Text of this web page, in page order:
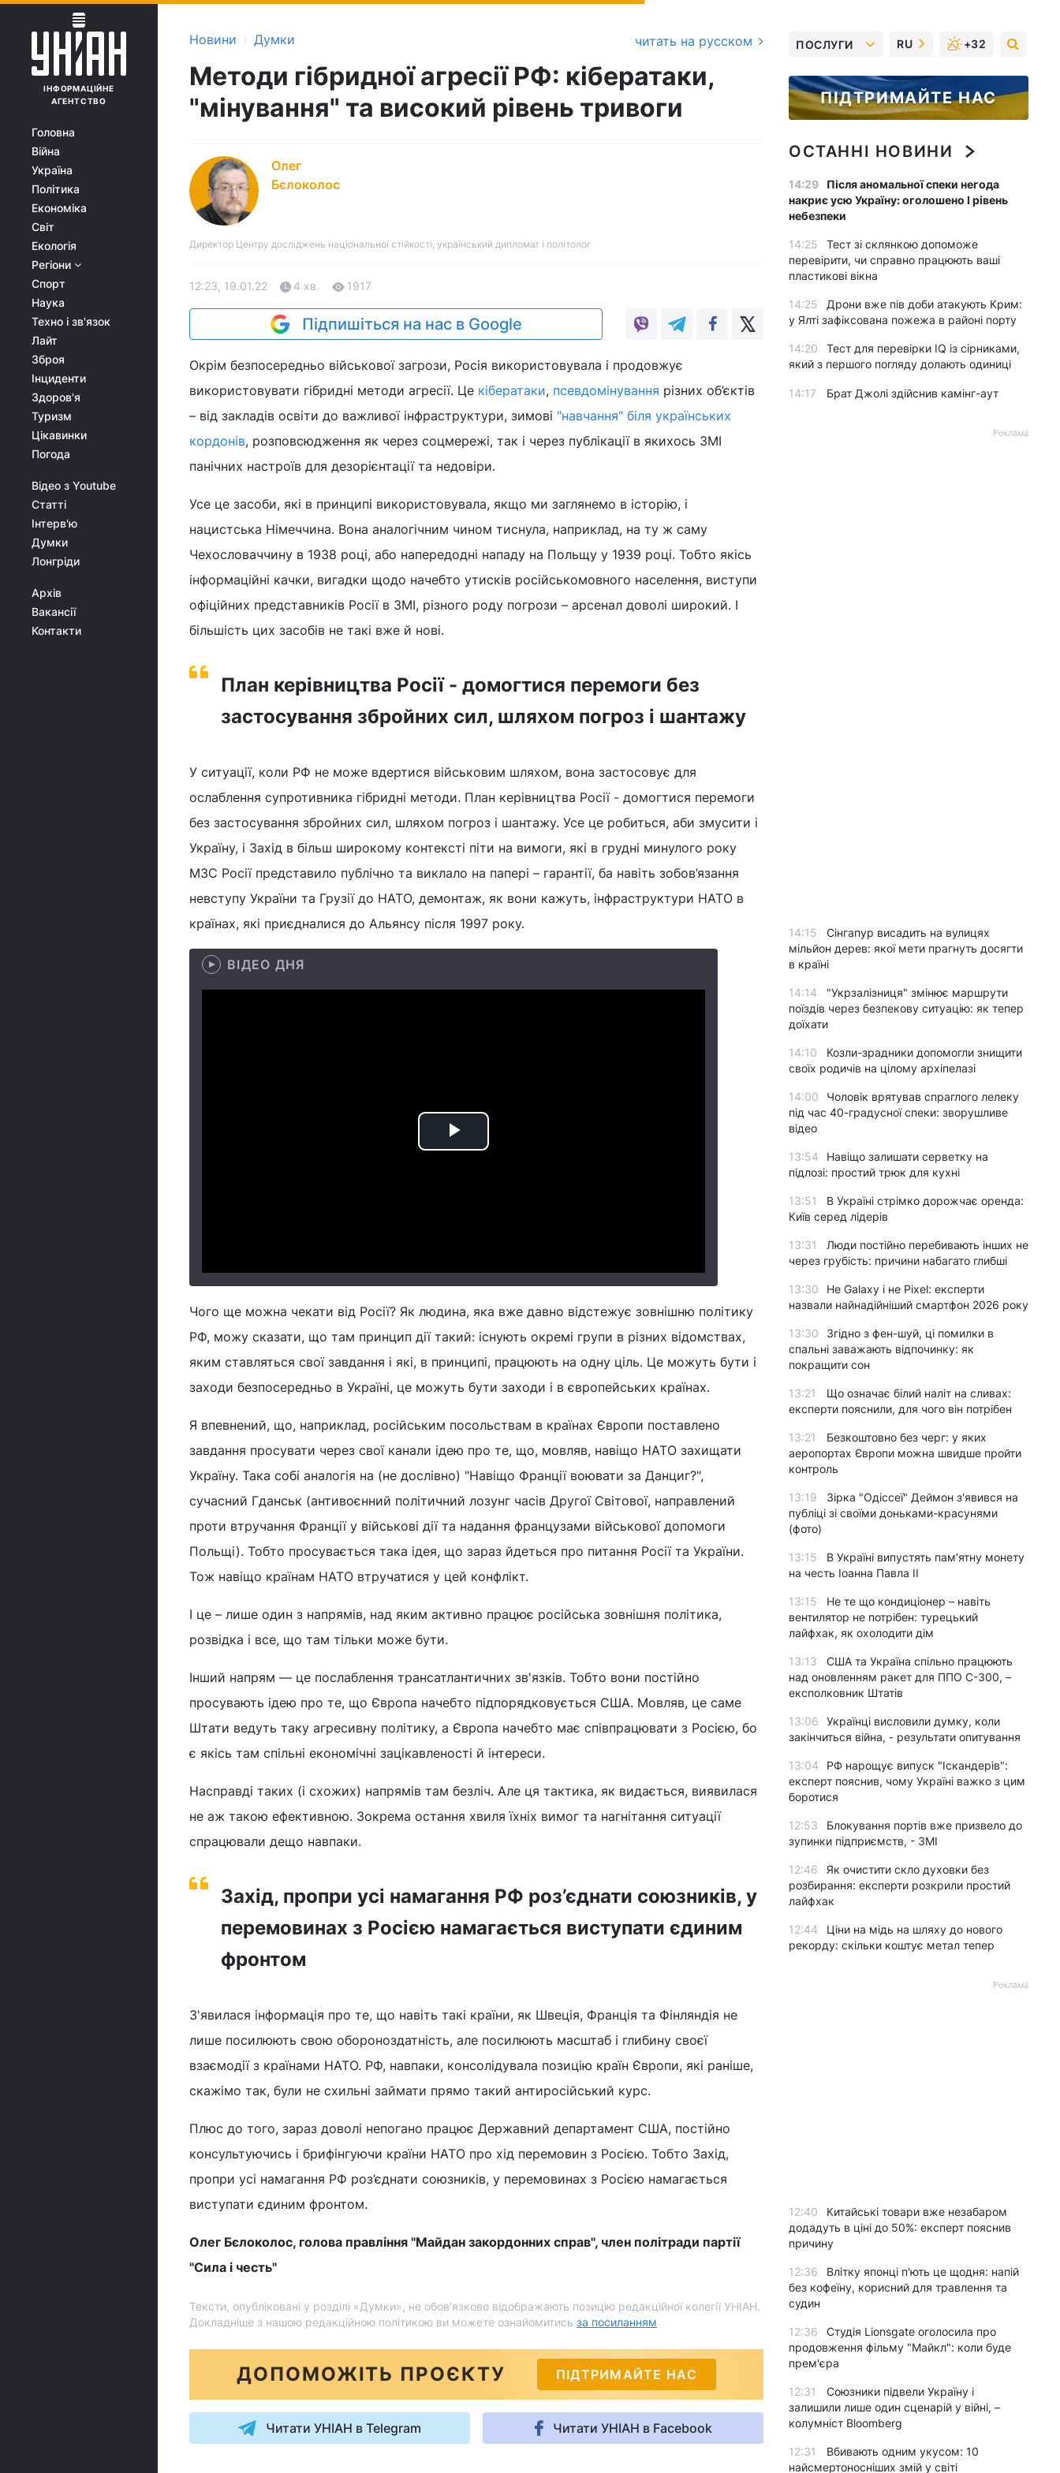
ІНФОРМАЦІЙНЕ
АГЕНТСТВО
Головна
Війна
Україна
Політика
Економіка
Світ
Екологія
Регіони
Спорт
Наука
Техно і зв'язок
Лайт
Зброя
Інциденти
Здоров'я
Туризм
Цікавинки
Погода
Відео з Youtube
Статті
Інтерв'ю
Думки
Лонгріди
Архів
Вакансії
Контакти
Новини › Думки читать на русском
Методи гібридної агресії РФ: кібератаки,
"мінування" та високий рівень тривоги
Олег
Бєлоколос
Директор Центру досліджень національної стійкості, український дипломат і політолог
12:23, 19.01.22 4 хв. 1917
Підпишіться на нас в Google
Окрім безпосередньо військової загрози, Росія використовувала і продовжує
використовувати гібридні методи агресії. Це кібератаки, псевдомінування різних об’єктів
– від закладів освіти до важливої інфраструктури, зимові "навчання" біля українських
кордонів, розповсюдження як через соцмережі, так і через публікації в якихось ЗМІ
панічних настроїв для дезорієнтації та недовіри.
Усе це засоби, які в принципі використовувала, якщо ми заглянемо в історію, і
нацистська Німеччина. Вона аналогічним чином тиснула, наприклад, на ту ж саму
Чехословаччину в 1938 році, або напередодні нападу на Польщу у 1939 році. Тобто якісь
інформаційні качки, вигадки щодо начебто утисків російськомовного населення, виступи
офіційних представників Росії в ЗМІ, різного роду погрози – арсенал доволі широкий. І
більшість цих засобів не такі вже й нові.
План керівництва Росії - домогтися перемоги без
застосування збройних сил, шляхом погроз і шантажу
У ситуації, коли РФ не може вдертися військовим шляхом, вона застосовує для
ослаблення супротивника гібридні методи. План керівництва Росії - домогтися перемоги
без застосування збройних сил, шляхом погроз і шантажу. Усе це робиться, аби змусити і
Україну, і Захід в більш широкому контексті піти на вимоги, які в грудні минулого року
МЗС Росії представило публічно та виклало на папері – гарантії, ба навіть зобов’язання
невступу України та Грузії до НАТО, демонтаж, як вони кажуть, інфраструктури НАТО в
країнах, які приєдналися до Альянсу після 1997 року.
ВІДЕО ДНЯ
Play
Чого ще можна чекати від Росії? Як людина, яка вже давно відстежує зовнішню політику
РФ, можу сказати, що там принцип дії такий: існують окремі групи в різних відомствах,
яким ставляться свої завдання і які, в принципі, працюють на одну ціль. Це можуть бути і
заходи безпосередньо в Україні, це можуть бути заходи і в європейських країнах.
Я впевнений, що, наприклад, російським посольствам в країнах Європи поставлено
завдання просувати через свої канали ідею про те, що, мовляв, навіщо НАТО захищати
Україну. Така собі аналогія на (не дослівно) "Навіщо Франції воювати за Данциг?",
сучасний Гданськ (антивоєнний політичний лозунг часів Другої Світової, направлений
проти втручання Франції у військові дії та надання французами військової допомоги
Польщі). Тобто просувається така ідея, що зараз йдеться про питання Росії та України.
Тож навіщо країнам НАТО втручатися у цей конфлікт.
І це – лише один з напрямів, над яким активно працює російська зовнішня політика,
розвідка і все, що там тільки може бути.
Інший напрям — це послаблення трансатлантичних зв'язків. Тобто вони постійно
просувають ідею про те, що Європа начебто підпорядковується США. Мовляв, це саме
Штати ведуть таку агресивну політику, а Європа начебто має співпрацювати з Росією, бо
є якісь там спільні економічні зацікавленості й інтереси.
Насправді таких (і схожих) напрямів там безліч. Але ця тактика, як видається, виявилася
не аж такою ефективною. Зокрема остання хвиля їхніх вимог та нагнітання ситуації
спрацювали дещо навпаки.
Захід, пропри усі намагання РФ роз’єднати союзників, у
перемовинах з Росією намагається виступати єдиним
фронтом
З'явилася інформація про те, що навіть такі країни, як Швеція, Франція та Фінляндія не
лише посилюють свою обороноздатність, але посилюють масштаб і глибину своєї
взаємодії з країнами НАТО. РФ, навпаки, консолідувала позицію країн Європи, які раніше,
скажімо так, були не схильні займати прямо такий антиросійський курс.
Плюс до того, зараз доволі непогано працює Державний департамент США, постійно
консультуючись і брифінгуючи країни НАТО про хід перемовин з Росією. Тобто Захід,
пропри усі намагання РФ роз’єднати союзників, у перемовинах з Росією намагається
виступати єдиним фронтом.
Олег Бєлоколос, голова правління "Майдан закордонних справ", член політради партії
"Сила і честь"
Тексти, опубліковані у розділі «Думки», не обов’язково відображають позицію редакційної колегії УНІАН.
Докладніше з нашою редакційною політикою ви можете ознайомитись за посиланням
ДОПОМОЖІТЬ ПРОЄКТУ ПІДТРИМАЙТЕ НАС
Читати УНІАН в Telegram Читати УНІАН в Facebook
ПОСЛУГИ RU +32
ПІДТРИМАЙТЕ НАС
ОСТАННІ НОВИНИ
14:29
Після аномальної спеки негода
накриє усю Україну: оголошено І рівень
небезпеки
14:25
Тест зі склянкою допоможе
перевірити, чи справно працюють ваші
пластикові вікна
14:25
Дрони вже пів доби атакують Крим:
у Ялті зафіксована пожежа в районі порту
14:20
Тест для перевірки IQ із сірниками,
який з першого погляду долають одиниці
14:17 Брат Джолі здійснив камінг-аут
Реклама
14:15
Сінгапур висадить на вулицях
мільйон дерев: якої мети прагнуть досягти
в країні
14:14
"Укрзалізниця" змінює маршрути
поїздів через безпекову ситуацію: як тепер
доїхати
14:10
Козли-зрадники допомогли знищити
своїх родичів на цілому архіпелазі
14:00
Чоловік врятував спраглого лелеку
під час 40-градусної спеки: зворушливе
відео
13:54
Навіщо залишати серветку на
підлозі: простий трюк для кухні
13:51
В Україні стрімко дорожчає оренда:
Київ серед лідерів
13:31
Люди постійно перебивають інших не
через грубість: причини набагато глибші
13:30
Не Galaxy і не Pixel: експерти
назвали найнадійніший смартфон 2026 року
13:30
Згідно з фен-шуй, ці помилки в
спальні заважають відпочинку: як
покращити сон
13:21
Що означає білий наліт на сливах:
експерти пояснили, для чого він потрібен
13:21
Безкоштовно без черг: у яких
аеропортах Європи можна швидше пройти
контроль
13:19
Зірка "Одіссеї" Деймон з'явився на
публіці зі своїми доньками-красунями
(фото)
13:15
В Україні випустять пам’ятну монету
на честь Іоанна Павла II
13:15
Не те що кондиціонер – навіть
вентилятор не потрібен: турецький
лайфхак, як охолодити дім
13:13
США та Україна спільно працюють
над оновленням ракет для ППО С-300, –
експолковник Штатів
13:06
Українці висловили думку, коли
закінчиться війна, - результати опитування
13:04
РФ нарощує випуск "Іскандерів":
експерт пояснив, чому Україні важко з цим
боротися
12:53
Блокування портів вже призвело до
зупинки підприємств, - ЗМІ
12:46
Як очистити скло духовки без
розбирання: експерти розкрили простий
лайфхак
12:44
Ціни на мідь на шляху до нового
рекорду: скільки коштує метал тепер
Реклама
12:40
Китайські товари вже незабаром
додадуть в ціні до 50%: експерт пояснив
причину
12:36
Влітку японці п'ють це щодня: напій
без кофеїну, корисний для травлення та
судин
12:36
Студія Lionsgate оголосила про
продовження фільму "Майкл": коли буде
прем'єра
12:31
Союзники підвели Україну і
залишили лише один сценарій у війні, –
колумніст Bloomberg
12:31
Вбивають одним укусом: 10
найсмертоносніших змій у світі